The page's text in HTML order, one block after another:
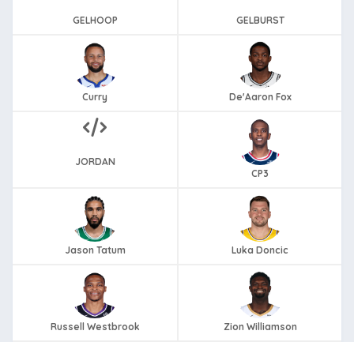
GELHOOP GELBURST
Curry De'Aaron Fox
JORDAN
CP3
Jason Tatum Luka Doncic
Russell Westbrook Zion Williamson